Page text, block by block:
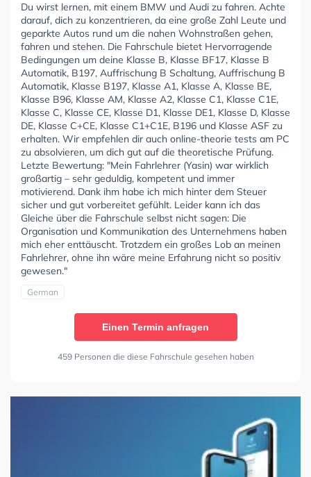
Du wirst lernen, mit einem BMW und Audi zu fahren. Achte
darauf, dich zu konzentrieren, da eine große Zahl Leute und
geparkte Autos rund um die nahen Wohnstraßen gehen,
fahren und stehen. Die Fahrschule bietet Hervorragende
Bedingungen um deine Klasse B, Klasse BF17, Klasse B
Automatik, B197, Auffrischung B Schaltung, Auffrischung B
Automatik, Klasse B197, Klasse A1, Klasse A, Klasse BE,
Klasse B96, Klasse AM, Klasse A2, Klasse C1, Klasse C1E,
Klasse C, Klasse CE, Klasse D1, Klasse DE1, Klasse D, Klasse
DE, Klasse C+CE, Klasse C1+C1E, B196 und Klasse ASF zu
erhalten. Wir empfehlen dir auch online-theorie tests am PC
zu absolvieren, um dich gut auf die theoretische Prüfung.
Letzte Bewertung: "Mein Fahrlehrer (Yasin) war wirklich
großartig – sehr geduldig, kompetent und immer
motivierend. Dank ihm habe ich mich hinter dem Steuer
sicher und gut vorbereitet gefühlt. Leider kann ich das
Gleiche über die Fahrschule selbst nicht sagen: Die
Organisation und Kommunikation des Unternehmens haben
mich eher enttäuscht. Trotzdem ein großes Lob an meinen
Fahrlehrer, ohne ihn wäre meine Erfahrung nicht so positiv
gewesen."
German
Einen Termin anfragen
459 Personen die diese Fahrschule gesehen haben